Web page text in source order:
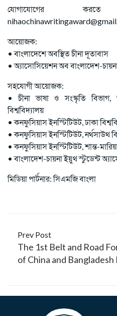
যোগাযোগের
আয়োজক:
• বাংলাদেশে অবস্থিত চীনা দূতাবাস
• অ্যাসোসিয়েশন অব বাংলাদেশ-
সহযোগী আয়োজক:
• চীনা ভাষা ও সংস্কৃতি বিভাগ,
বিশ্ববিদ্যালয়
• কনফুসিয়াস ইনস্টিটিউট, ঢাকা
• কনফুসিয়াস ইনস্টিটিউট, নর্থসাউথ
• কনফুসিয়াস ইনস্টিটিউট, শান্ত-
• বাংলাদেশ-চায়না ইয়ুথ স্টুডেন্ট
মিডিয়া পার্টনার: সিএমজি বাংলা
Prev Post
The 1st Belt and Road
of China and